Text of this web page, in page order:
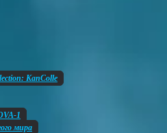
KanColle
1
мира